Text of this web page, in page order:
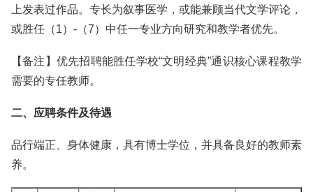
上发表过作品。专长为叙事医学，或能兼顾当代文学评论，
或胜任（1）-（7）中任一专业方向研究和教学者优先。
【备注】优先招聘能胜任学校“文明经典”通识核心课程教学
需要的专任教师。
二、应聘条件及待遇
品行端正、身体健康，具有博士学位，并具备良好的教师素
养。